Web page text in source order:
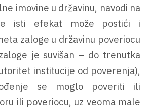
imovine u državinu, navodi na
isti efekat može postići i
zaloge u državinu poveriocu
je suvišan – do trenutka
institucije od poverenja),
se moglo poveriti ili
ili poveriocu, uz veoma male